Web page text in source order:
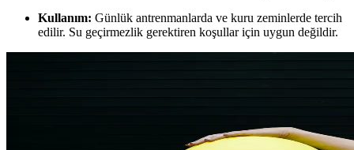
Kullanım: Günlük antrenmanlarda ve kuru zeminlerde tercih
edilir. Su geçirmezlik gerektiren koşullar için uygun değildir.